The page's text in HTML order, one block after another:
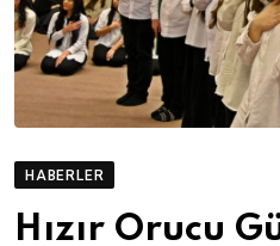
HABERLER
Hızır Orucu